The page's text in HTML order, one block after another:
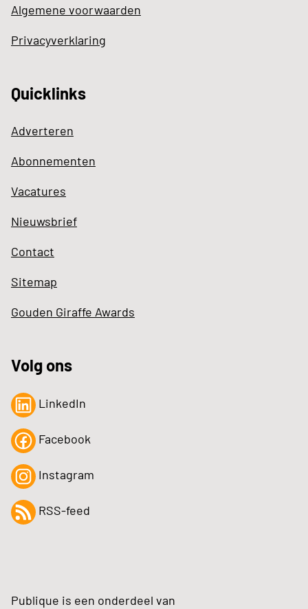
Algemene voorwaarden
Privacyverklaring
Quicklinks
Adverteren
Abonnementen
Vacatures
Nieuwsbrief
Contact
Sitemap
Gouden Giraffe Awards
Volg ons
LinkedIn
Facebook
Instagram
RSS-feed
Publique is een onderdeel van